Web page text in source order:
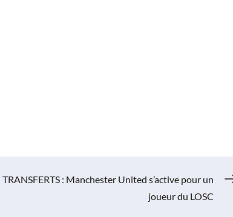
TRANSFERTS : Manchester United s’active pour un
joueur du LOSC